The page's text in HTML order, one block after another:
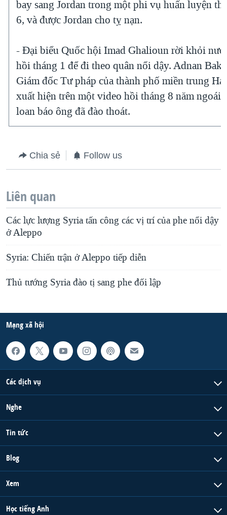
bay sang Jordan trong một phi vụ huấn luyện
6, và được Jordan cho tỵ nạn.
- Đại biểu Quốc hội Imad Ghalioun rời khỏi
hồi tháng 1 để đi theo quân nổi dậy. Adnan
Giám đốc Tư pháp của thành phố miền trung
xuất hiện trên một video hồi tháng 8 năm ngoái,
loan báo ông đã đào thoát.
Chia sẻ Follow us
Liên quan
Các lực lượng Syria tấn công các vị trí của phe nổi dậy
ở Aleppo
Syria: Chiến trận ở Aleppo tiếp diễn
Thủ tướng Syria đào tị sang phe đối lập
Mạng xã hội
Các dịch vụ
Nghe
Tin tức
Blog
Xem
Học tiếng Anh